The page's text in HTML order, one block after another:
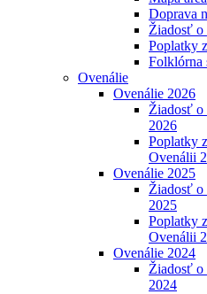
Doprava
Žiadosť o
Poplatky
Folklórna
Ovenálie
Ovenálie 2026
Žiadosť o
2026
Poplatky
Ovenálii
Ovenálie 2025
Žiadosť o
2025
Poplatky
Ovenálii
Ovenálie 2024
Žiadosť o
2024